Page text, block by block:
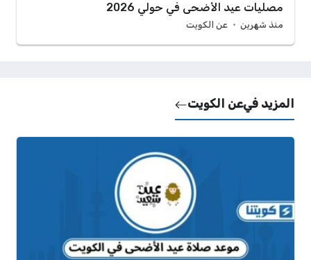
مصليات عيد الأضحى في حولي 2026
منذ شهرين عن الكويت
المزيد فيعن الكويت